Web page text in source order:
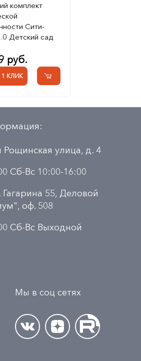
комплект
Сити-
Детский сад
руб.
1 КЛИК
Рощинская улица, д. 4
Сб-Вс 10:00-16:00
Гагарина 55, Деловой
оф. 508
Сб-Вс Выходной
Мы в соц сетях